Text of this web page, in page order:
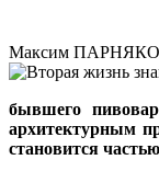
Максим
бывшего
архитектурным
становится